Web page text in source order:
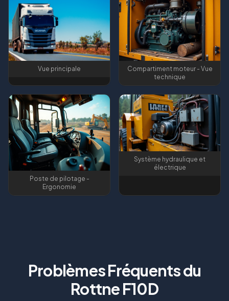
Vue principale
Compartiment moteur - Vue
technique
Poste de pilotage -
Ergonomie
Système hydraulique et
électrique
Problèmes Fréquents du
Rottne F10D